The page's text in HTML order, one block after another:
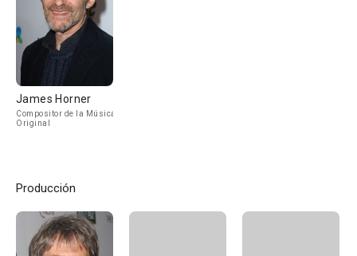
James Horner
Compositor de la Música
Original
Producción